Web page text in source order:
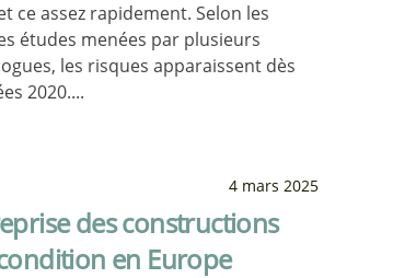
ce assez rapidement. Selon les
études menées par plusieurs
les risques apparaissent dès
2020....
4 mars 2025
des constructions
en Europe